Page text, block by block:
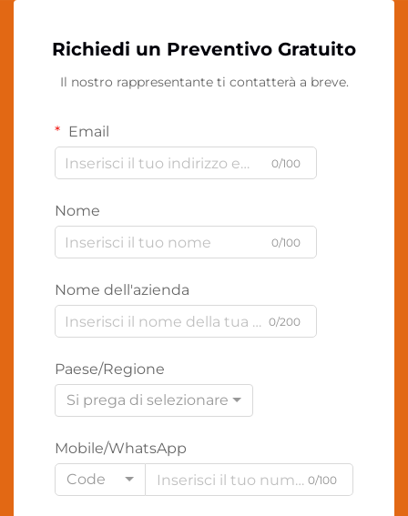
Richiedi un Preventivo Gratuito
Il nostro rappresentante ti contatterà a breve.
Email
0/100
Nome
0/100
Nome dell'azienda
0/200
Paese/Regione
Si prega di selezionare
Mobile/WhatsApp
Code
0/100